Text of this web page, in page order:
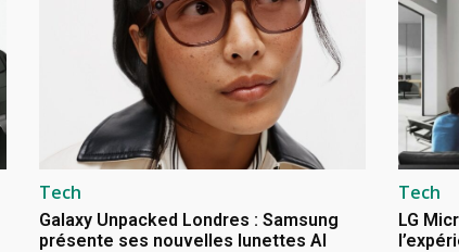
Tech
Galaxy Unpacked Londres : Samsung
présente ses nouvelles lunettes AI
Tech
LG